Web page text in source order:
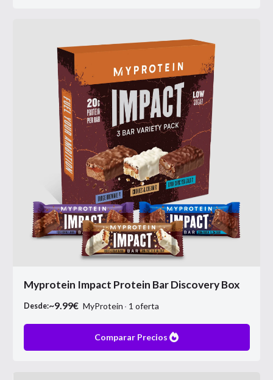
Myprotein Impact Protein Bar Discovery Box
Desde:~9.99€ MyProtein 1 oferta
Comparar Precios